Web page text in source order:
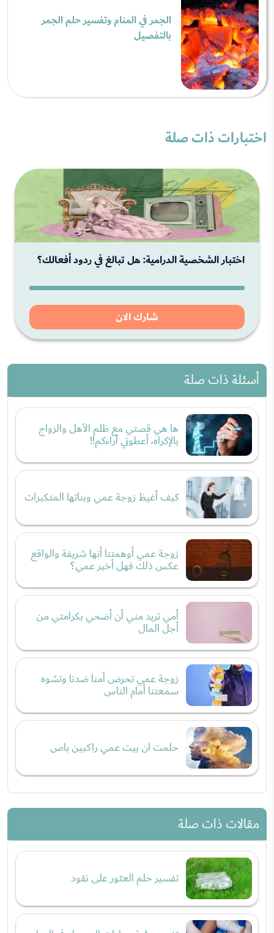
الجمر في المنام وتفسير حلم الجمر
بالتفصيل
اختبارات ذات صلة
اختبار الشخصية الدرامية: هل تبالغ في ردود أفعالك؟
شارك الان
أسئلة ذات صلة
ها هي قصتي مع ظلم الأهل والزواج
بالإكراه، أعطوني آراءكم!!
كيف أغيظ زوجة عمي وبناتها المتكبرات
زوجة عمي أوهمتنا أنها شريفة والواقع
عكس ذلك فهل أخبر عمي؟
أمي تريد مني أن أضحي بكرامتي من
أجل المال
زوجة عمي تحرض أمنا ضدنا وتشوه
سمعتنا أمام الناس
حلمت ان بيت عمي راكبين باص
مقالات ذات صلة
تفسير حلم العثور على نقود